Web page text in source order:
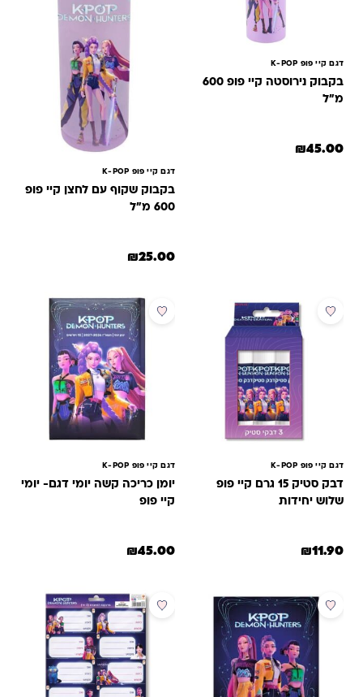
דגם קיי פופ K-POP
בקבוק נירוסטה קיי פופ 600
מ"ל
₪45.00
דגם קיי פופ K-POP
בקבוק שקוף עם לחצן קיי פופ
600 מ"ל
₪25.00
דגם קיי פופ K-POP
דבק סטיק 15 גרם קיי פופ
שלוש יחידות
₪11.90
דגם קיי פופ K-POP
יומן כריכה קשה יומי דגם- יומי
קיי פופ
₪45.00